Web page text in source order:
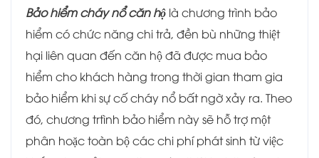
Bảo hiểm cháy nổ căn hộ là chương trình bảo
hiểm có chức năng chi trả, đền bù những thiệt
hại liên quan đến căn hộ đã được mua bảo
hiểm cho khách hàng trong thời gian tham gia
bảo hiểm khi sự cố cháy nổ bất ngờ xảy ra. Theo
đó, chương trtình bảo hiểm này sẽ hỗ trợ một
phân hoặc toàn bộ các chi phí phát sinh từ việc